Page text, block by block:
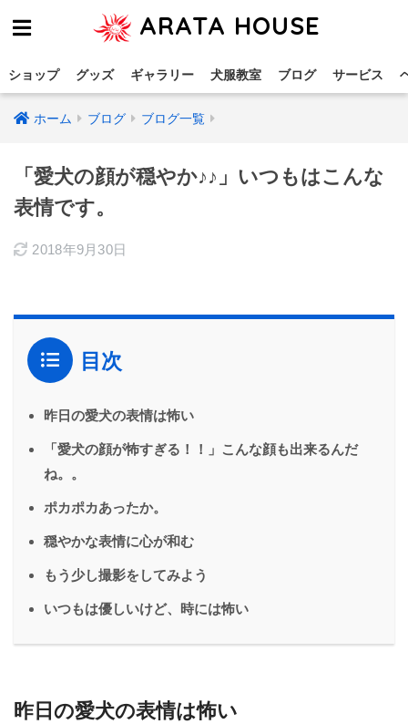
ARATA HOUSE
ショップ グッズ ギャラリー 犬服教室 ブログ サービス
ホーム ブログ ブログ一覧
「愛犬の顔が穏やか♪♪」いつもはこんな
表情です。
2018年9月30日
目次
昨日の愛犬の表情は怖い
「愛犬の顔が怖すぎる！！」こんな顔も出来るんだ
ね。。
ポカポカあったか。
穏やかな表情に心が和む
もう少し撮影をしてみよう
いつもは優しいけど、時には怖い
昨日の愛犬の表情は怖い